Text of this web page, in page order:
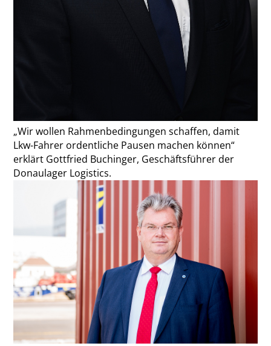
„Wir wollen ­Rahmenbedingungen schaffen, damit
Lkw-Fahrer ­ordentliche Pausen machen können“
erklärt Gottfried Buchinger, Geschäftsführer der
Donaulager Logistics.